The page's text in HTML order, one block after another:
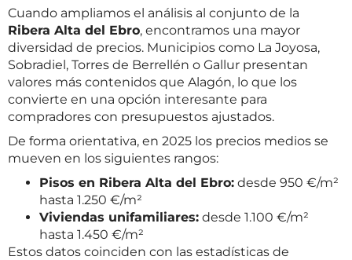
Cuando ampliamos el análisis al conjunto de la
Ribera Alta del Ebro, encontramos una mayor
diversidad de precios. Municipios como La Joyosa,
Sobradiel, Torres de Berrellén o Gallur presentan
valores más contenidos que Alagón, lo que los
convierte en una opción interesante para
compradores con presupuestos ajustados.
De forma orientativa, en 2025 los precios medios se
mueven en los siguientes rangos:
Pisos en Ribera Alta del Ebro: desde 950 €/m²
hasta 1.250 €/m²
Viviendas unifamiliares: desde 1.100 €/m²
hasta 1.450 €/m²
Estos datos coinciden con las estadísticas de